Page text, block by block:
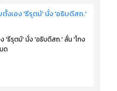
'ธีรุตม์' นั่ง 'อธิบดีสถ.' ลั่น 'โกง
ด